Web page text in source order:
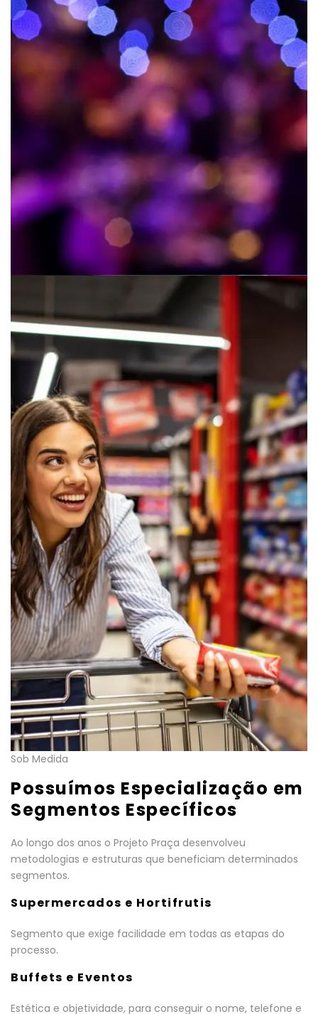
Sob Medida
Possuímos Especialização em
Segmentos Específicos
Ao longo dos anos o Projeto Praça desenvolveu
metodologias e estruturas que beneficiam determinados
segmentos.
Supermercados e Hortifrutis
Segmento que exige facilidade em todas as etapas do
processo.
Buffets e Eventos
Estética e objetividade, para conseguir o nome, telefone e